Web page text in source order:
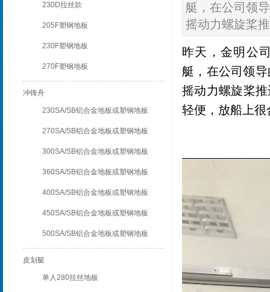
230D拉丝款
205F塑钢地板
230F塑钢地板
270F塑钢地板
冲锋舟
230SA/SB铝合金地板或塑钢地板
270SA/SB铝合金地板或塑钢地板
300SA/SB铝合金地板或塑钢地板
360SA/SB铝合金地板或塑钢地板
400SA/SB铝合金地板或塑钢地板
450SA/SB铝合金地板或塑钢地板
500SA/SB铝合金地板或塑钢地板
皮划艇
单人280拉丝地板
艇，在公司领
摇动力螺旋桨
昨天，金明公
艇，在公司领
摇动力螺旋桨
轻便，放船上很